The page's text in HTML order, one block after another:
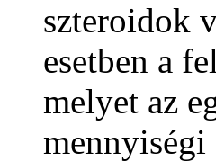
szteroidok
esetben a
melyet az
mennyiségi